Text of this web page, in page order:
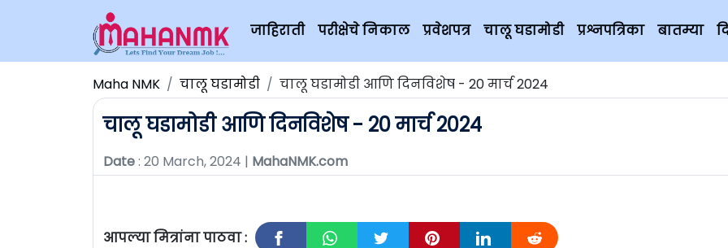
जाहिराती परीक्षेचे निकाल प्रवेशपत्र चालू घडामोडी प्रश्नपत्रिका बातम्या
Maha NMK चालू घडामोडी चालू घडामोडी आणि दिनविशेष - 20 मार्च 2024
चालू घडामोडी आणि दिनविशेष - 20 मार्च 2024
Date: 20 March, 2024 | MahaNMK.com
आपल्या मित्रांना पाठवा :